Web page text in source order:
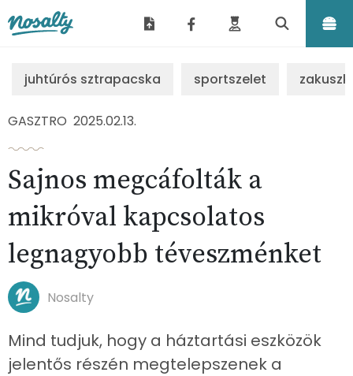
juhtúrós sztrapacska sportszelet
GASZTRO 2025.02.13.
Sajnos megcáfolták a
mikróval kapcsolatos
legnagyobb téveszménket
Nosalty
Mind tudjuk, hogy a háztartási eszközök
jelentős részén megtelepszenek a